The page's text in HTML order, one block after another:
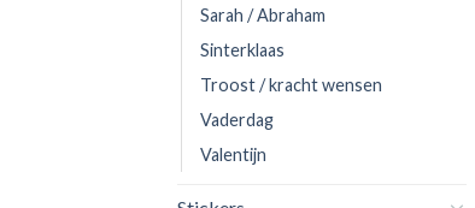
Sarah / Abraham
Sinterklaas
Troost / kracht wensen
Vaderdag
Valentijn